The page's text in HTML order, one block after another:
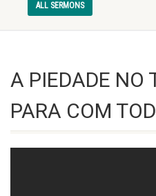
ALL SERMONS
A PIEDADE NO
PARA COM